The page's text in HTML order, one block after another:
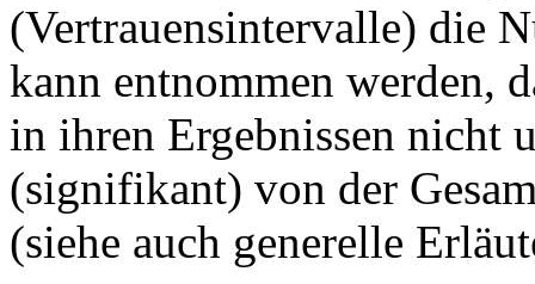
(Vertrauensintervalle) die
kann entnommen werden,
in ihren Ergebnissen nicht
(signifikant) von der
(siehe auch generelle